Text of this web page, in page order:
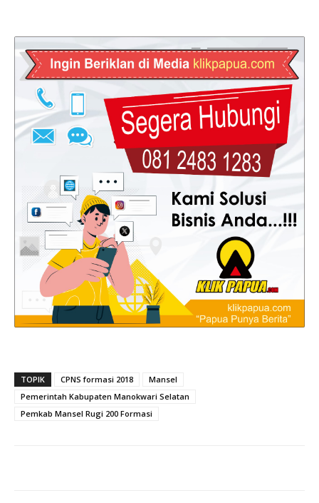
TOPIK CPNS formasi 2018
Mansel
Pemerintah Kabupaten Manokwari Selatan
Pemkab Mansel Rugi 200 Formasi